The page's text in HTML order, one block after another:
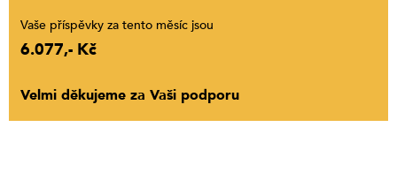
Vaše příspěvky za tento měsíc jsou
6.077,- Kč
Velmi děkujeme za Vaši podporu